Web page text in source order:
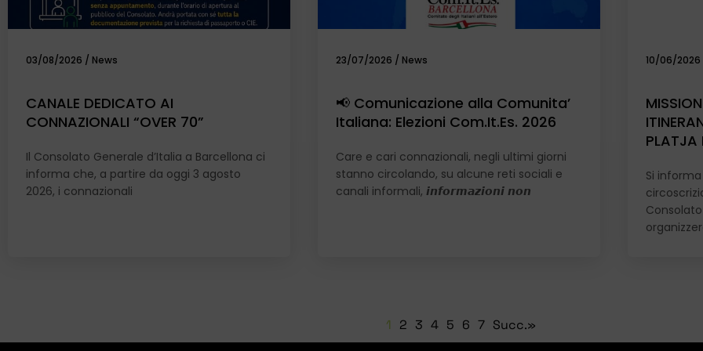
03/08/2026 / News
CANALE DEDICATO AI
CONNAZIONALI “OVER 70”
Il Consolato Generale d’Italia a Barcellona ci
informa che, a partire da oggi 3 agosto
2026, i connazionali
23/07/2026 / News
📢 Comunicazione alla Comunita’
Italiana: Elezioni Com.It.Es. 2026
Care e cari connazionali, negli ultimi giorni
stanno circolando, su alcune reti sociali e
canali informali, 𝙞𝙣𝙛𝙤𝙧𝙢𝙖𝙯𝙞𝙤𝙣𝙞 𝙣𝙤𝙣
10/06/2026
PLATJA
Si
1 2 3 4 5 6 7 Succ.»